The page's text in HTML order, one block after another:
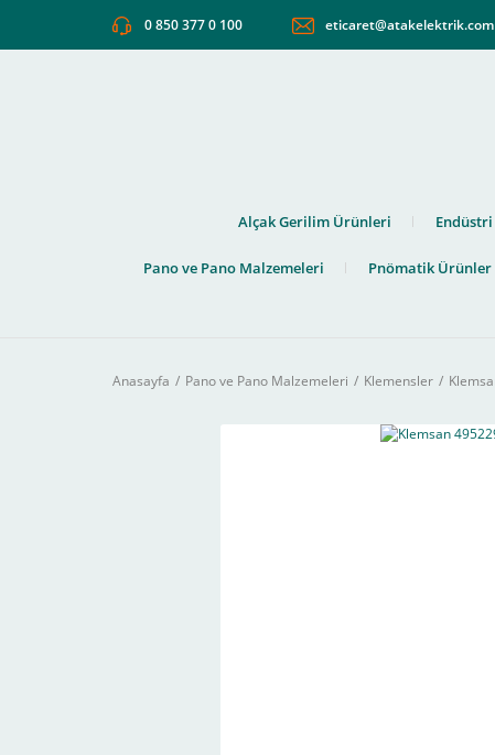
0 850 377 0 100 eticaret@atakelektrik.com
Alçak Gerilim Ürünleri
Pano ve Pano Malzemeleri Pnömatik Ürünler
Anasayfa Pano ve Pano Malzemeleri Klemensler